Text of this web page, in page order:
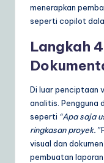
menerapkan
seperti copilot
Langkah
Di luar penciptaan
analitis. Pengguna
seperti “Apa saja
ringkasan proyek.”
visual dan
pembuatan